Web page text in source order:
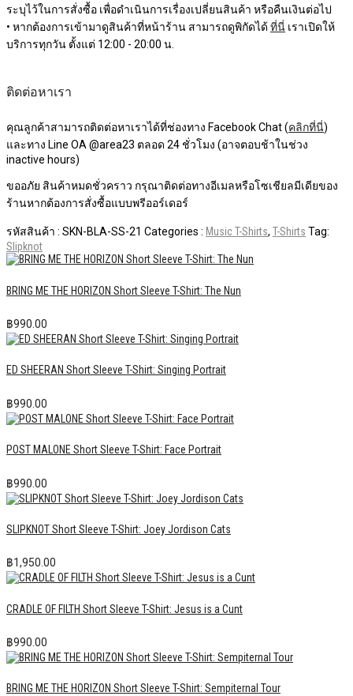
ระบุไว้ในการสั่งซื้อ เพื่อดำเนินการเรื่องเปลี่ยนสินค้า หรือคืนเงินต่อไป
• หากต้องการเข้ามาดูสินค้าที่หน้าร้าน สามารถดูพิกัดได้ ที่นี่ เราเปิดให้
บริการทุกวัน ตั้งแต่ 12:00 - 20:00 น.
ติดต่อหาเรา
คุณลูกค้าสามารถติดต่อหาเราได้ที่ช่องทาง Facebook Chat (คลิกที่นี่)
และทาง Line OA @area23 ตลอด 24 ชั่วโมง (อาจตอบช้าในช่วง
inactive hours)
ขออภัย สินค้าหมดชั่วคราว กรุณาติดต่อทางอีเมลหรือโซเชียลมีเดียของ
ร้านหากต้องการสั่งซื้อแบบพรีออร์เดอร์
รหัสสินค้า : SKN-BLA-SS-21 Categories : Music T-Shirts, T-Shirts Tag:
Slipknot
BRING ME THE HORIZON Short Sleeve T-Shirt: The Nun
฿990.00
ED SHEERAN Short Sleeve T-Shirt: Singing Portrait
฿990.00
POST MALONE Short Sleeve T-Shirt: Face Portrait
฿990.00
SLIPKNOT Short Sleeve T-Shirt: Joey Jordison Cats
฿1,950.00
CRADLE OF FILTH Short Sleeve T-Shirt: Jesus is a Cunt
฿990.00
BRING ME THE HORIZON Short Sleeve T-Shirt: Sempiternal Tour